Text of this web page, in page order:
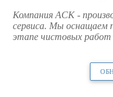
Компания АСК -
сервиса. Мы оснащаем
этапе чистовых работ